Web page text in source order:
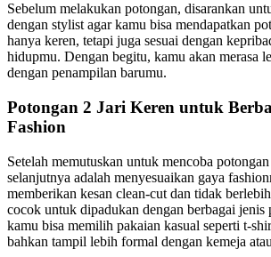
Sebelum melakukan potongan, disarankan
dengan stylist agar kamu bisa mendapatkan
hanya keren, tetapi juga sesuai dengan
hidupmu. Dengan begitu, kamu akan merasa
dengan penampilan barumu.
Potongan 2 Jari Keren untuk
Fashion
Setelah memutuskan untuk mencoba
selanjutnya adalah menyesuaikan gaya
memberikan kesan clean-cut dan tidak
cocok untuk dipadukan dengan berbagai jenis
kamu bisa memilih pakaian kasual seperti t-
bahkan tampil lebih formal dengan kemeja